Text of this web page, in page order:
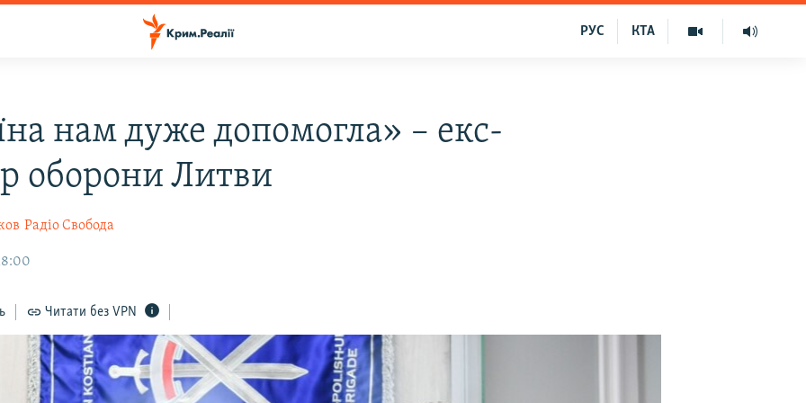
КТА
РУС
нам дуже допомогла» – екс-
оборони Литви
Радіо Свобода
Читати без VPN